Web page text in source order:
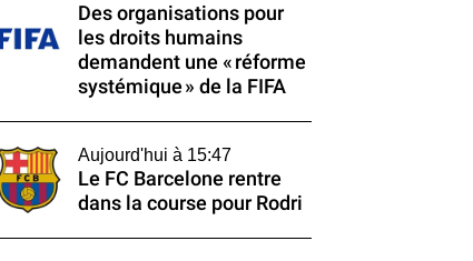
Des organisations pour
les droits humains
demandent une « réforme
systémique » de la FIFA
Aujourd'hui à 15:47
Le FC Barcelone rentre
dans la course pour Rodri